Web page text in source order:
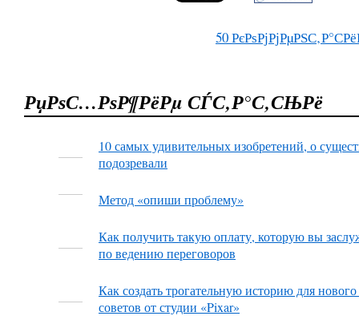
50
РџРѕС…РѕР¶РёРµ СЃС‚Р°С‚СЊРё
10 самых удивительных изобретений, о
подозревали
Метод «опиши проблему»
Как получить такую оплату, которую вы
по ведению переговоров
Как создать трогательную историю для
советов от студии «Pixar»